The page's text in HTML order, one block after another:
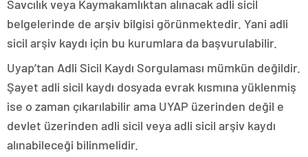
Savcılık veya Kaymakamlıktan alınacak adli sicil
belgelerinde de arşiv bilgisi görünmektedir. Yani adli
sicil arşiv kaydı için bu kurumlara da başvurulabilir.
Uyap’tan Adli Sicil Kaydı Sorgulaması mümkün değildir.
Şayet adli sicil kaydı dosyada evrak kısmına yüklenmiş
ise o zaman çıkarılabilir ama UYAP üzerinden değil e
devlet üzerinden adli sicil veya adli sicil arşiv kaydı
alınabileceği bilinmelidir.